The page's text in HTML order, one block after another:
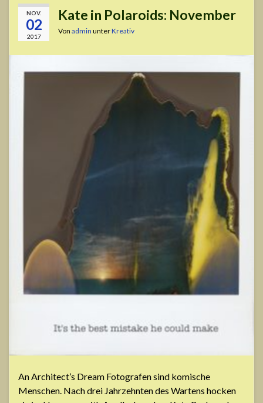
NOV.
02
2017
Kate in Polaroids: November
Von admin unterKreativ
An Architect’s Dream Fotografen sind komische
Menschen. Nach drei Jahrzehnten des Wartens hocken